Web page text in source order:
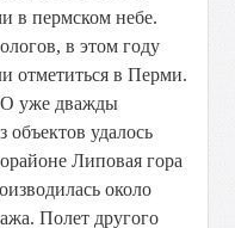
в пермском небе.
в этом году
отметиться в Перми.
уже дважды
удалось
Липовая гора
около
Полет другого